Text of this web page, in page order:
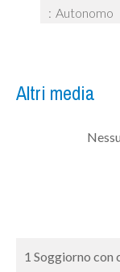
Autonomo
Altri media
1 Soggiorno con